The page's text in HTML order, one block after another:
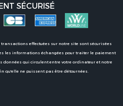
SÉCURISÉ
effectuées sur notre site sont sécurisées
les informations échangées pour traiter le paiement
données qui circulent entre votre ordinateur et notre
qu'elle ne puissent pas être détournées.